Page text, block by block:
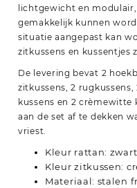
lichtgewicht en
gemakkelijk kunnen
situatie aangepast kan
zitkussens en kussentjes
De levering bevat 2
zitkussens, 2
kussens en 2 crèmewitte
aan de set af te dekken
vriest.
Kleur rattan: zwart
Kleur zitkussen:
Materiaal: stalen